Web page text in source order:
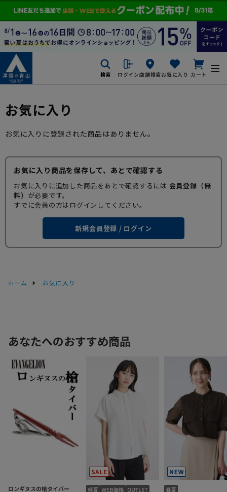
検索 ログイン店舗検索お気に入り カート
お気に入り
お気に入りに登録された商品はありません。
お気に入り商品を保存して、あとで確認する
お気に入りに追加した商品をあとで確認するには 会員登録（無
料） が必要です。
すでに会員の方はログインしてください。
新規会員登録 / ログイン
ホーム お気に入り